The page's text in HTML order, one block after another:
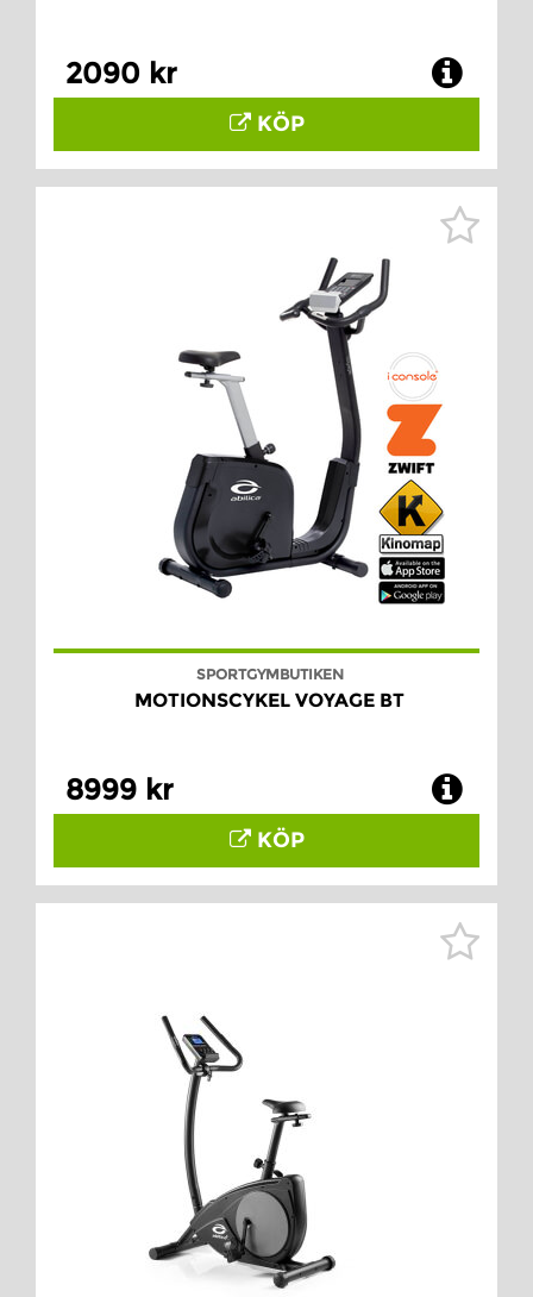
2090 kr
KÖP
SPORTGYMBUTIKEN
MOTIONSCYKEL VOYAGE BT
8999 kr
KÖP